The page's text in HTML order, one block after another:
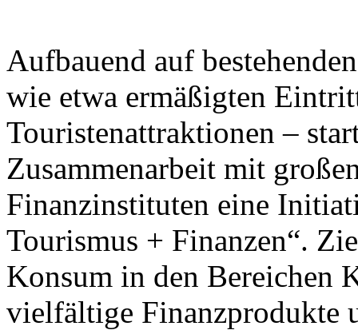
Aufbauend auf
wie etwa ermäßigten
Touristenattraktionen –
Zusammenarbeit mit
Finanzinstituten eine
Tourismus + Finanzen“.
Konsum in den Bereichen
vielfältige Finanzprodukte